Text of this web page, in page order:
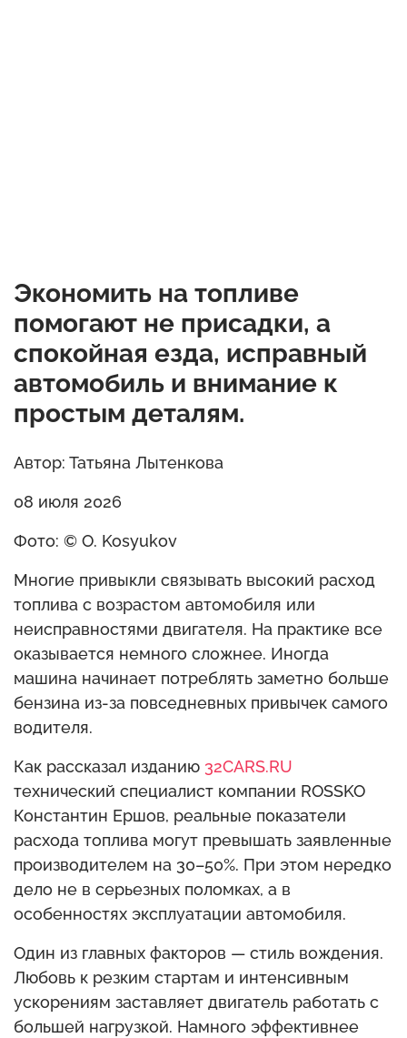
Экономить на топливе
помогают не присадки, а
спокойная езда, исправный
автомобиль и внимание к
простым деталям.
Автор: Татьяна Лытенкова
08 июля 2026
Фото: © O. Kosyukov
Многие привыкли связывать высокий расход
топлива с возрастом автомобиля или
неисправностями двигателя. На практике все
оказывается немного сложнее. Иногда
машина начинает потреблять заметно больше
бензина из-за повседневных привычек самого
водителя.
Как рассказал изданию 32CARS.RU
технический специалист компании ROSSKO
Константин Ершов, реальные показатели
расхода топлива могут превышать заявленные
производителем на 30–50%. При этом нередко
дело не в серьезных поломках, а в
особенностях эксплуатации автомобиля.
Один из главных факторов — стиль вождения.
Любовь к резким стартам и интенсивным
ускорениям заставляет двигатель работать с
большей нагрузкой. Намного эффективнее